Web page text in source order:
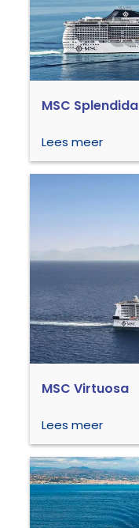
MSC Splendida
Lees meer
MSC Virtuosa
Lees meer